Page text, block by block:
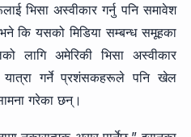
भिसा अस्वीकार गर्नु पनि समावेश
कि यसको मिडिया सम्बन्ध समूहका
लागि अमेरिकी भिसा अस्वीकार
यात्रा गर्ने प्रशंसकहरूले पनि खेल
गरेका छन्।